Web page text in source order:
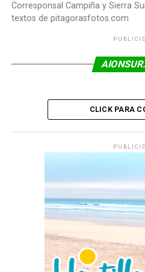
Corresponsal Campiña y Sierra
textos de pitagorasfotos.com
CLICK PARA